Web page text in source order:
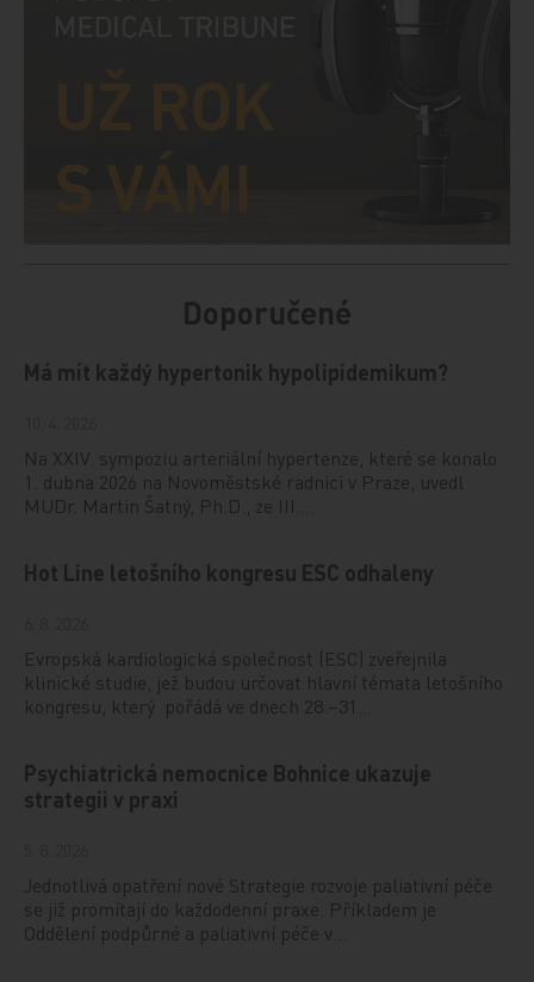
Doporučené
Má mít každý hypertonik hypolipidemikum?
Na XXIV. sympoziu arteriální hypertenze, které se konalo
1. dubna 2026 na Novoměstské radnici v Praze, uvedl
MUDr. Martin Šatný, Ph.D., ze III.…
Hot Line letošního kongresu ESC odhaleny
Evropská kardiologická společnost (ESC) zveřejnila
klinické studie, jež budou určovat hlavní témata letošního
kongresu, který pořádá ve dnech 28.–31…
Psychiatrická nemocnice Bohnice ukazuje
strategii v praxi
Jednotlivá opatření nové Strategie rozvoje paliativní péče
se již promítají do každodenní praxe. Příkladem je
Oddělení podpůrné a paliativní péče v…